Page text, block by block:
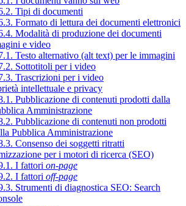
Tipi di documenti
Formato di lettura dei documenti elettronici
Modalità di produzione dei documenti
e video
Testo alternativo (alt text) per le immagini
Sottotitoli per i video
Trascrizioni per i video
intellettuale e privacy
Pubblicazione di contenuti prodotti dalla
Amministrazione
Pubblicazione di contenuti non prodotti
Pubblica Amministrazione
Consenso dei soggetti ritratti
per i motori di ricerca (SEO)
I fattori on-page
I fattori off-page
Strumenti di diagnostica SEO: Search